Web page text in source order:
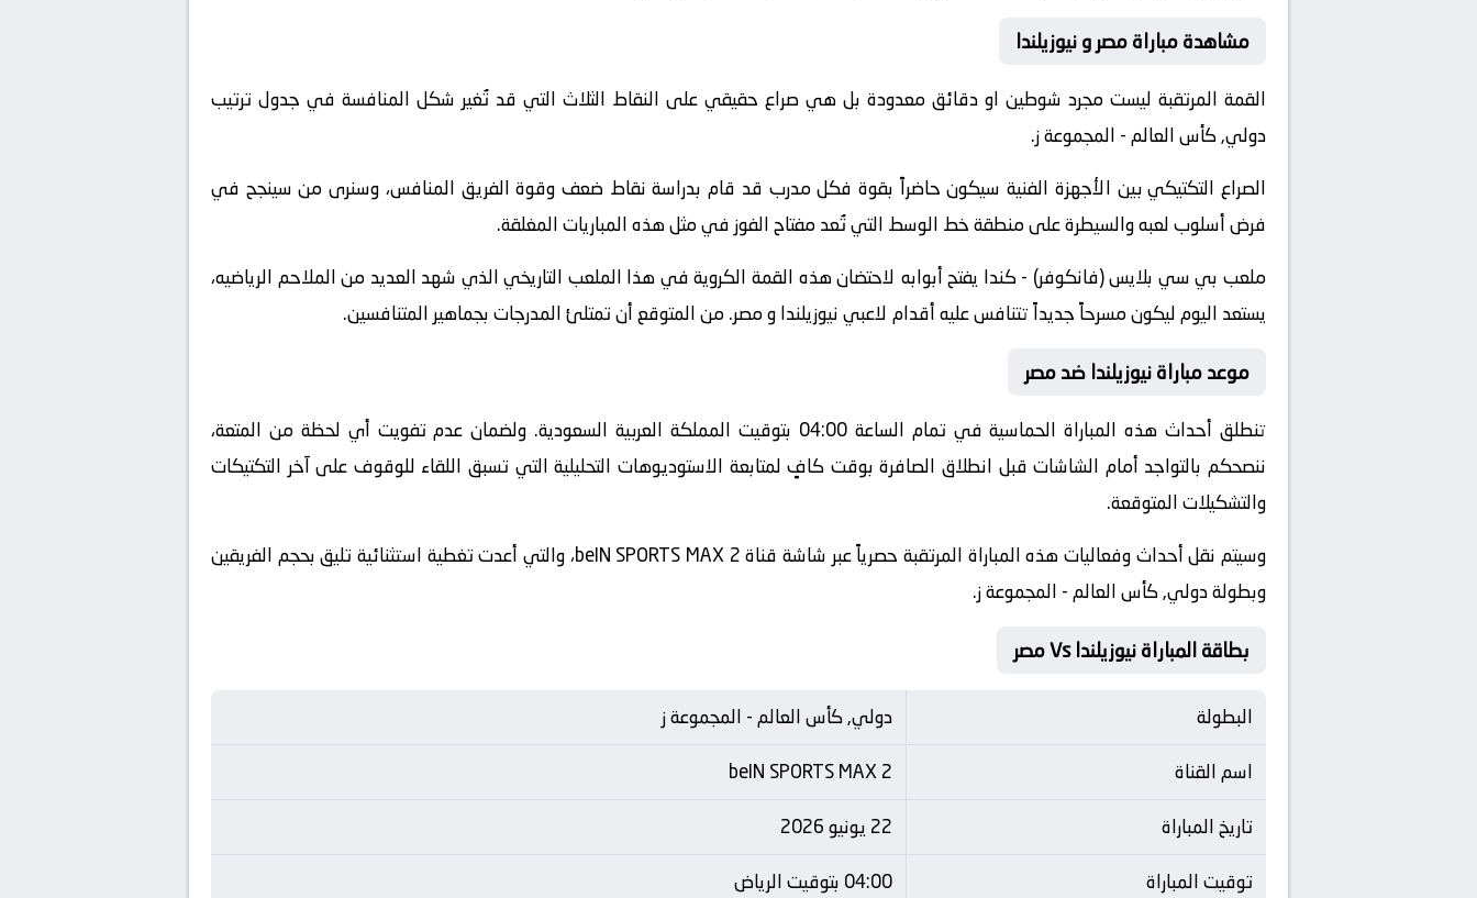
مشاهدة مباراة مصر و نيوزيلندا
القمة المرتقبة ليست مجرد شوطين او دقائق معدودة بل هي صراع حقيقي على النقاط الثلاث التي قد تُغير شكل المنافسة في جدول ترتيب
دولي, كأس العالم - المجموعة ز.
الصراع التكتيكي بين الأجهزة الفنية سيكون حاضراً بقوة فكل مدرب قد قام بدراسة نقاط ضعف وقوة الفريق المنافس، وسنرى من سينجح في
فرض أسلوب لعبه والسيطرة على منطقة خط الوسط التي تُعد مفتاح الفوز في مثل هذه المباريات المغلقة.
ملعب بي سي بلايس (فانكوفر) - كندا يفتح أبوابه لاحتضان هذه القمة الكروية في هذا الملعب التاريخي الذي شهد العديد من الملاحم الرياضيه،
يستعد اليوم ليكون مسرحاً جديداً تتنافس عليه أقدام لاعبي نيوزيلندا و مصر. من المتوقع أن تمتلئ المدرجات بجماهير المتنافسين.
موعد مباراة نيوزيلندا ضد مصر
تنطلق أحداث هذه المباراة الحماسية في تمام الساعة 04:00 بتوقيت المملكة العربية السعودية. ولضمان عدم تفويت أي لحظة من المتعة،
ننصحكم بالتواجد أمام الشاشات قبل انطلاق الصافرة بوقت كافٍ لمتابعة الاستوديوهات التحليلية التي تسبق اللقاء للوقوف على آخر التكتيكات
والتشكيلات المتوقعة.
​وسيتم نقل أحداث وفعاليات هذه المباراة المرتقبة حصرياً عبر شاشة قناة beIN SPORTS MAX 2، والتي أعدت تغطية استثنائية تليق بحجم الفريقين
وبطولة دولي, كأس العالم - المجموعة ز.
بطاقة المباراة نيوزيلندا Vs مصر
البطولة
دولي, كأس العالم - المجموعة ز
اسم القناة
beIN SPORTS MAX 2
تاريخ المباراة
22 يونيو 2026
توقيت المباراة
04:00 بتوقيت الرياض